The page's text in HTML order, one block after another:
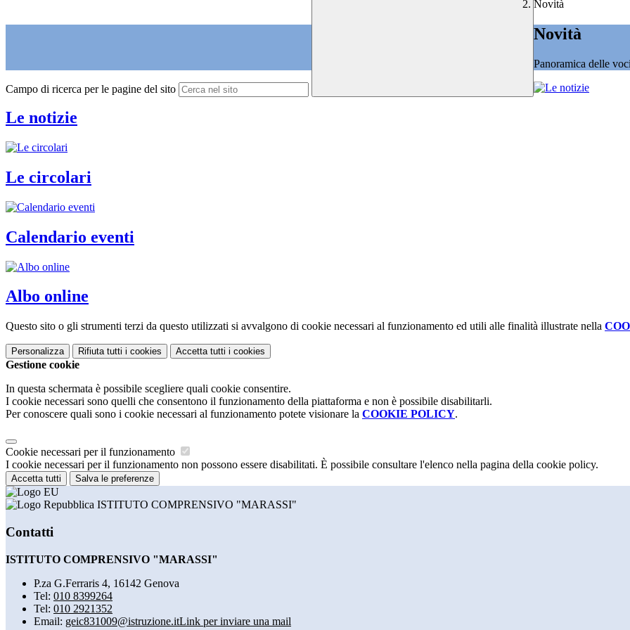
Campo di ricerca per le pagine del sito
Novità
Novità
Panoramica delle
Le notizie
Le circolari
Calendario eventi
Albo online
Questo sito o gli strumenti terzi da questo utilizzati si avvalgono di cookie necessari al funzionamento ed utili alle finalità illustrate nella
Personalizza Rifiuta tutti i cookies Accetta tutti i cookies
Gestione cookie
In questa schermata è possibile scegliere quali cookie consentire.
I cookie necessari sono quelli che consentono il funzionamento della piattaforma e non è possibile disabilitarli.
Per conoscere quali sono i cookie necessari al funzionamento potete visionare la COOKIE POLICY.
Cookie necessari per il funzionamento
I cookie necessari per il funzionamento non possono essere disabilitati. È possibile consultare l'elenco nella pagina della cookie policy.
Accetta tutti Salva le preferenze
ISTITUTO COMPRENSIVO "MARASSI"
Contatti
ISTITUTO COMPRENSIVO "MARASSI"
P.za G.Ferraris 4, 16142 Genova
Tel: 010 8399264
Tel: 010 2921352
Email: geic831009@istruzione.itLink per inviare una mail